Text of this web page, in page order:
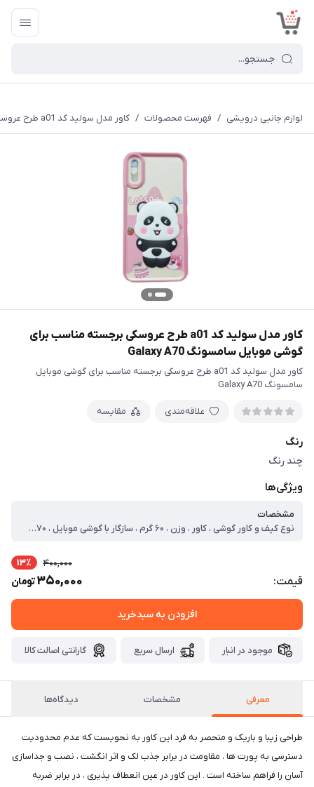
لوازم جانبی درویشی / فهرست محصولات / کاور مدل سولید کد a01 طرح عروسکی برجسته مناسب برای گوشی موبایل سامسونگ Galaxy A70
کاور مدل سولید کد a01 طرح عروسکی برجسته مناسب برای
گوشی موبایل سامسونگ Galaxy A70
کاور مدل سولید کد a01 طرح عروسکی برجسته مناسب برای گوشی موبایل
سامسونگ Galaxy A70
علاقه‌مندی مقایسه
رنگ
چند رنگ
ویژگی‌ها
مشخصات
نوع کیف و کاور گوشی ، کاور ، وزن ، ۶۰ گرم ، سازگار با گوشی موبایل ، Samsung Galaxy A۷۰ ، ساختار ، مات ، سطح پوشش ، حفاظت از دکمه‌ها ، لبه راست ، لبه چپ ، لبه پایینی ، لبه بالایی ، قاب پشتی
قیمت:
400,000 13٪
350,000تومان
افزودن به سبدخرید
موجود در انبار ارسال سریع گارانتی اصالت کالا
معرفی مشخصات دیدگاه‌ها
طراحی زیبا و باریک و منحصر به فرد این کاور به نحویست که عدم محدودیت
دسترسی به پورت ها ، مقاومت در برابر جذب لک و اثر انگشت ، نصب و جداسازی
آسان را فراهم ساخته است . این کاور در عین انعطاف پذیری ، در برابر ضربه